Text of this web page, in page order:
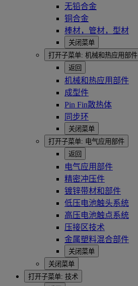
无铅合金
铜合金
棒材，管材，型材
关闭菜单
打开子菜单: 机械和热应用部件
返回
机械和热应用部件
成型件
Pin Fin散热体
同步环
关闭菜单
打开子菜单: 电气应用部件
返回
电气应用部件
精密冲压件
镀锌带材和部件
低压电池触头系统
高压电池触点系统
压接区技术
金属塑料混合部件
关闭菜单
关闭菜单
打开子菜单: 技术